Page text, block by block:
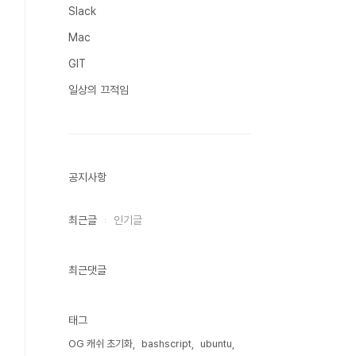
Slack
Mac
GIT
일상의 끄적임
공지사항
최근글 인기글
최근댓글
태그
OG 캐쉬 초기화 bashscript ubuntu